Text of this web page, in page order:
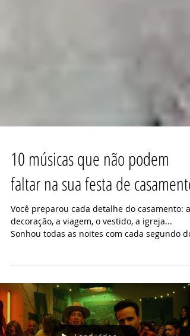
10 músicas que não podem
faltar na sua festa de casamento
Você preparou cada detalhe do casamento: a
Sonhou todas as noites com cada segundo do